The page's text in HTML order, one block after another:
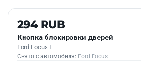
Б/У В НАЛИЧИИ
294 RUB
Кнопка блокировки дверей
Ford Focus I
Снято с автомобиля: Ford Focus